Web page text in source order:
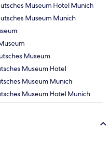
Museum Hotel Munich
Museum Munich
Museum
Museum Hotel
Museum Munich
Museum Hotel Munich